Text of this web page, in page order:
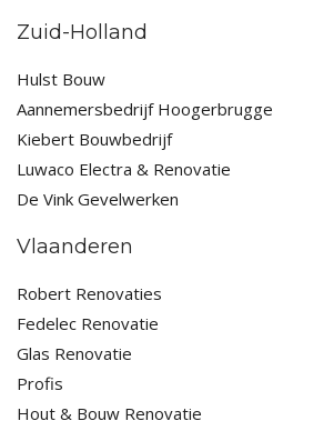
Zuid-Holland
Hulst Bouw
Aannemersbedrijf Hoogerbrugge
Kiebert Bouwbedrijf
Luwaco Electra & Renovatie
De Vink Gevelwerken
Vlaanderen
Robert Renovaties
Fedelec Renovatie
Glas Renovatie
Profis
Hout & Bouw Renovatie